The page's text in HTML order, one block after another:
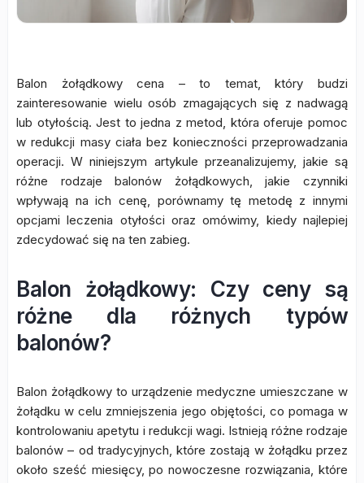
Balon żołądkowy cena – to temat, który budzi
zainteresowanie wielu osób zmagających się z nadwagą
lub otyłością. Jest to jedna z metod, która oferuje pomoc
w redukcji masy ciała bez konieczności przeprowadzania
operacji. W niniejszym artykule przeanalizujemy, jakie są
różne rodzaje balonów żołądkowych, jakie czynniki
wpływają na ich cenę, porównamy tę metodę z innymi
opcjami leczenia otyłości oraz omówimy, kiedy najlepiej
zdecydować się na ten zabieg.
Balon żołądkowy: Czy ceny są
różne dla różnych typów
balonów?
Balon żołądkowy to urządzenie medyczne umieszczane w
żołądku w celu zmniejszenia jego objętości, co pomaga w
kontrolowaniu apetytu i redukcji wagi. Istnieją różne rodzaje
balonów – od tradycyjnych, które zostają w żołądku przez
około sześć miesięcy, po nowoczesne rozwiązania, które